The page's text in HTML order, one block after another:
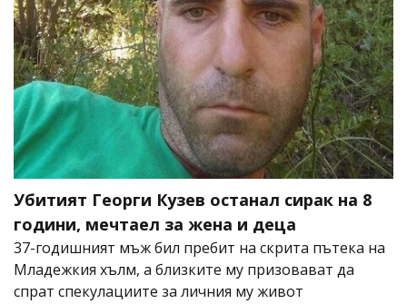
Убитият Георги Кузев останал сирак на 8
години, мечтаел за жена и деца
37-годишният мъж бил пребит на скрита пътека на
Младежкия хълм, а близките му призовават да
спрат спекулациите за личния му живот